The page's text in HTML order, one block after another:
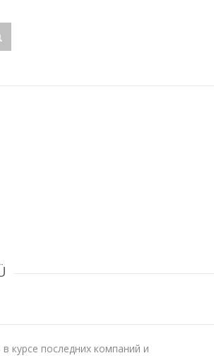
курсе последних компаний и